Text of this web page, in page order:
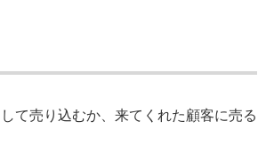
て売り込むか、来てくれた顧客に売る